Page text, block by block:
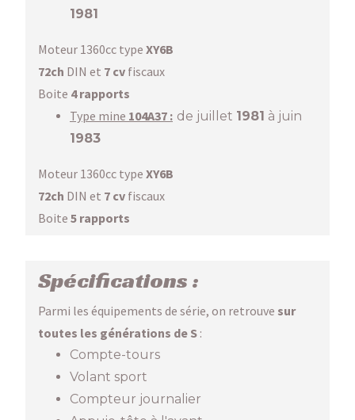
1981
Moteur 1360cc type XY6B
72ch DIN et 7 cv fiscaux
Boite 4 rapports
Type mine 104A37 : de juillet 1981 à juin
1983
Moteur 1360cc type XY6B
72ch DIN et 7 cv fiscaux
Boite 5 rapports
Spécifications :
Parmi les équipements de série, on retrouve sur
toutes les générations de S :
Compte-tours
Volant sport
Compteur journalier